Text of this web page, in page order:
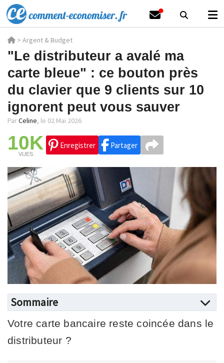
> Argent & Budget
"Le distributeur a avalé ma
carte bleue" : ce bouton près
du clavier que 9 clients sur 10
ignorent peut vous sauver
ParCeline, le 02 Mai 2026
10K
VUES
Enregistrer Partager
Sommaire
Votre carte bancaire reste coincée dans le
distributeur ?